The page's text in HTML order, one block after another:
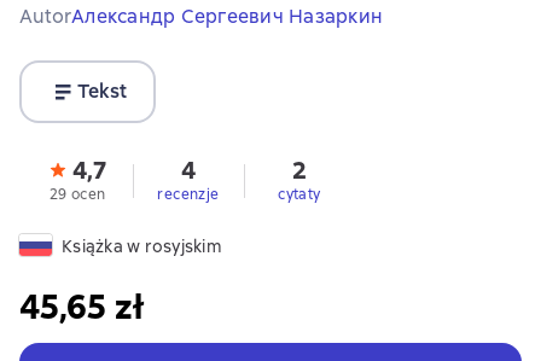
AutorАлександр Сергеевич Назаркин
Tekst
4,7
29 ocen
4
recenzje
2
cytaty
Książka w rosyjskim
45,65 zł